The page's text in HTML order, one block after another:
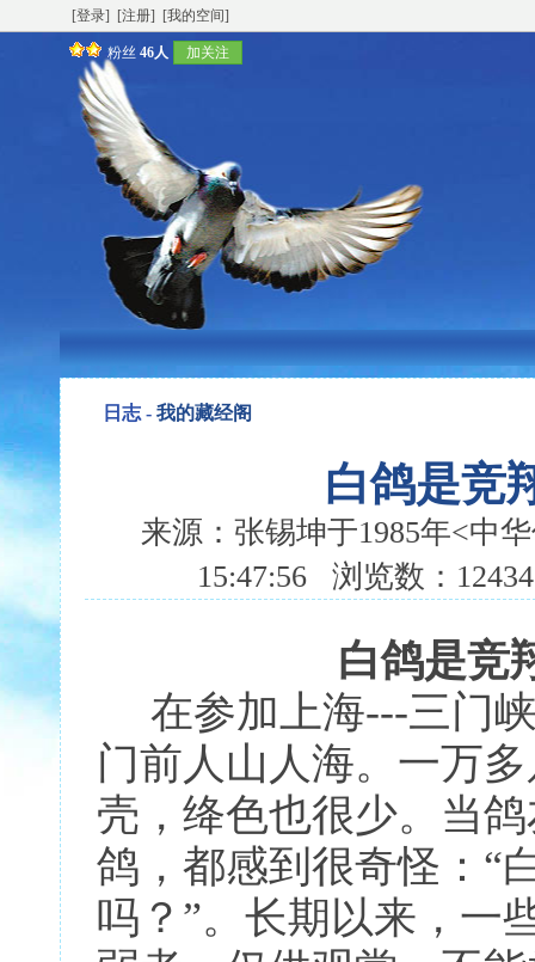
[登录] [注册] [我的空间]
粉丝 46人 加关注
日志 - 我的藏经阁
白鸽是竞
来源：张锡坤于1985年<中
15:47:56 浏览数：
白鸽是竞
在参加上海---三门
门前人山人海。一万
壳，绛色也很少。当
鸽，都感到很奇怪：“
吗？”。长期以来，一